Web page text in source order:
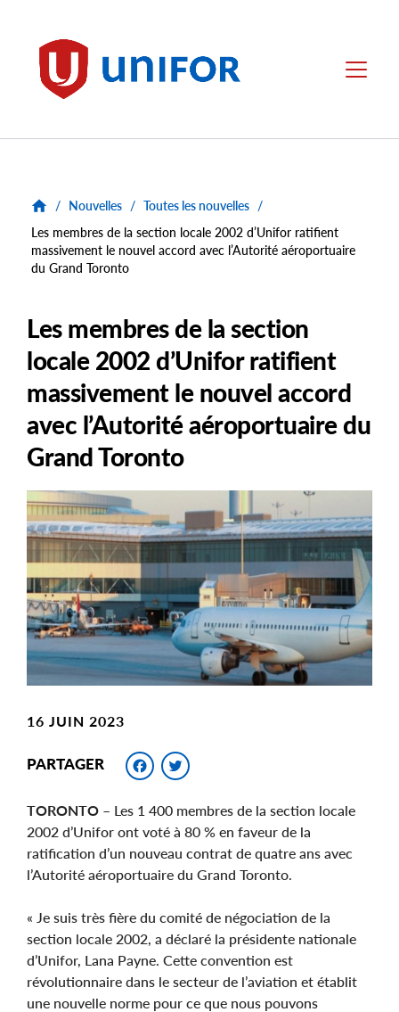
Unifor Menu
/ Nouvelles / Toutes les nouvelles /
Les membres de la section locale 2002 d’Unifor ratifient
massivement le nouvel accord avec l’Autorité aéroportuaire
du Grand Toronto
Les membres de la section
locale 2002 d’Unifor ratifient
massivement le nouvel accord
avec l’Autorité aéroportuaire du
Grand Toronto
Main
Image
Image
16 JUIN 2023
PARTAGER Facebook
TORONTO – Les 1 400 membres de la section locale
2002 d’Unifor ont voté à 80 % en faveur de la
ratification d’un nouveau contrat de quatre ans avec
l’Autorité aéroportuaire du Grand Toronto.
« Je suis très fière du comité de négociation de la
section locale 2002, a déclaré la présidente nationale
d’Unifor, Lana Payne. Cette convention est
révolutionnaire dans le secteur de l’aviation et établit
une nouvelle norme pour ce que nous pouvons